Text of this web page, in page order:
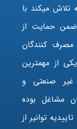
تلاش میکند با
ضمن حمایت از
مصرف کنندگان
از مهمترین
غیر صنعتی و
مشاغل بوده
توانیر از